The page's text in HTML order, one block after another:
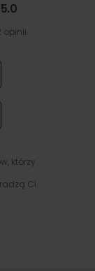
opinii.
którzy
Ci